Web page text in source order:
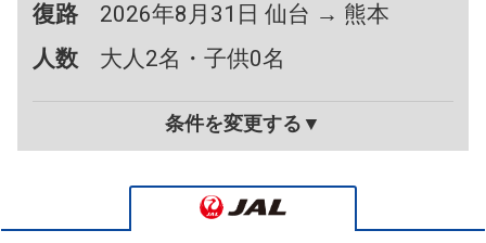
復路
2026年8月31日 仙台 → 熊本
人数
大人2名・子供0名
条件を変更する▼